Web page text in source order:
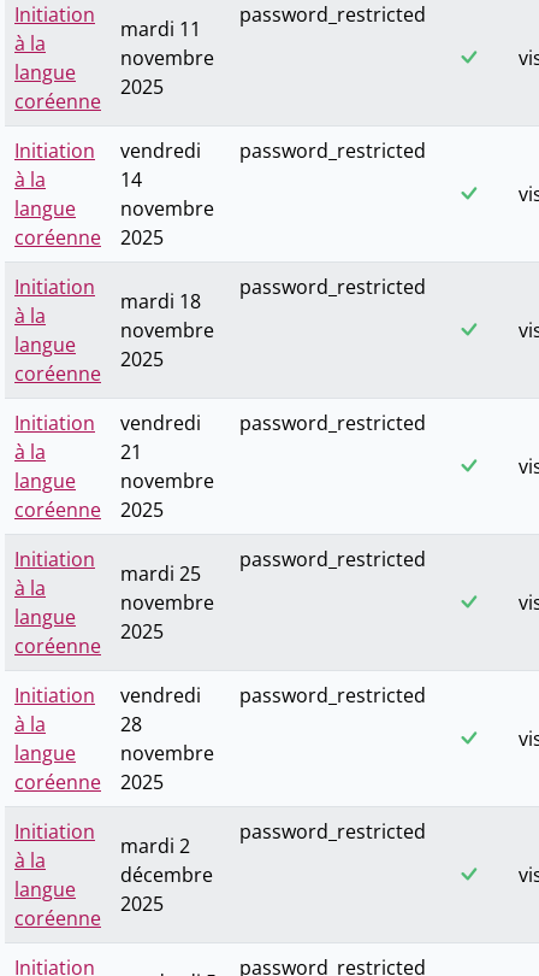
Initiation
à la
langue
coréenne
mardi 11
novembre
2025
password_restricted
Initiation
à la
langue
coréenne
vendredi
14
novembre
2025
password_restricted
Initiation
à la
langue
coréenne
mardi 18
novembre
2025
password_restricted
Initiation
à la
langue
coréenne
vendredi
21
novembre
2025
password_restricted
Initiation
à la
langue
coréenne
mardi 25
novembre
2025
password_restricted
Initiation
à la
langue
coréenne
vendredi
28
novembre
2025
password_restricted
Initiation
à la
langue
coréenne
mardi 2
décembre
2025
password_restricted
Initiation password_restricted